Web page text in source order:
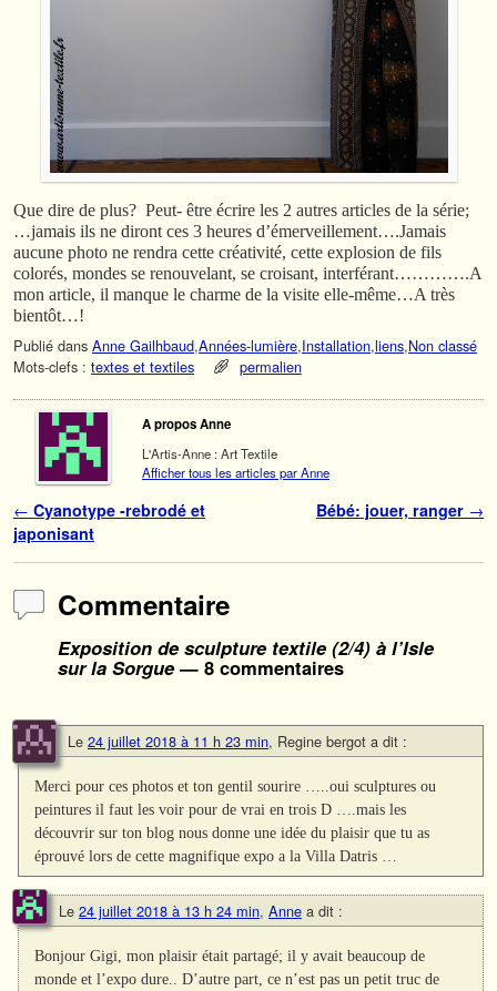
Que dire de plus? Peut- être écrire les 2 autres articles de la série;
…jamais ils ne diront ces 3 heures d’émerveillement….Jamais
aucune photo ne rendra cette créativité, cette explosion de fils
colorés, mondes se renouvelant, se croisant, interférant………….A
mon article, il manque le charme de la visite elle-même…A très
bientôt…!
Publié dans Anne Gailhbaud,Années-lumière,Installation,liens,Non classé
Mots-clefs : textes et textiles permalien
A propos Anne
L'Artis-Anne : Art Textile
Afficher tous les articles par Anne
Navigation des articles
← Cyanotype -rebrodé et
japonisant
Bébé: jouer, ranger →
Commentaire
Exposition de sculpture textile (2/4) à l’Isle
sur la Sorgue— 8 commentaires
Le 24 juillet 2018 à 11 h 23 min, Regine bergot a dit :
Merci pour ces photos et ton gentil sourire …..oui sculptures ou
peintures il faut les voir pour de vrai en trois D ….mais les
découvrir sur ton blog nous donne une idée du plaisir que tu as
éprouvé lors de cette magnifique expo a la Villa Datris …
Le 24 juillet 2018 à 13 h 24 min, Anne a dit :
Bonjour Gigi, mon plaisir était partagé; il y avait beaucoup de
monde et l’expo dure.. D’autre part, ce n’est pas un petit truc de